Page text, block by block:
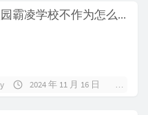
遇到校园霸凌学校不作为怎么办
2024 年 11 月 16 日